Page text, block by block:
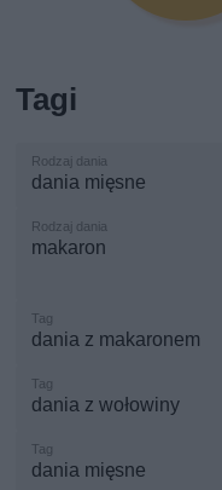
Tagi
dania mięsne
makaron
dania z makaronem
dania z wołowiny
dania mięsne